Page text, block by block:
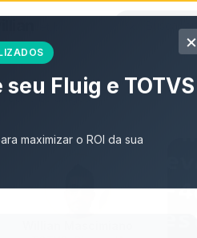
Todos os artigos
×
Fluig e TOTVS
maximizar o ROI da sua